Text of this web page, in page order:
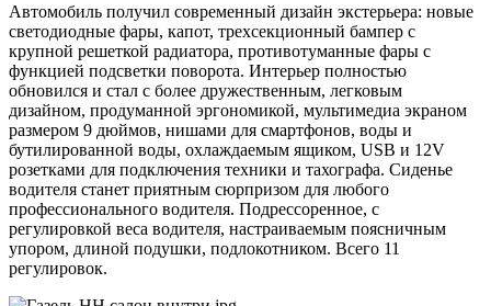
Автомобиль получил современный дизайн экстерьера: новые
светодиодные фары, капот, трехсекционный бампер с
крупной решеткой радиатора, противотуманные фары с
функцией подсветки поворота. Интерьер полностью
обновился и стал с более дружественным, легковым
дизайном, продуманной эргономикой, мультимедиа экраном
размером 9 дюймов, нишами для смартфонов, воды и
бутилированной воды, охлаждаемым ящиком, USB и 12V
розетками для подключения техники и тахографа. Сиденье
водителя станет приятным сюрпризом для любого
профессионального водителя. Подрессоренное, с
регулировкой веса водителя, настраиваемым поясничным
упором, длиной подушки, подлокотником. Всего 11
регулировок.